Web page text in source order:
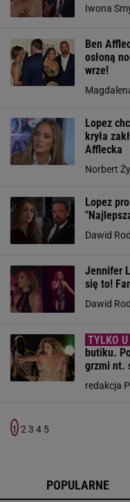
Iwona
Ben
osłoną
wrze!
Lopez
kryła
Afflecka
Norbert
Lopez
Dawid
Jennifer
się to!
Dawid
butiku.
grzmi nt.
redakcja
1 2 3 4 5
POPULARNE